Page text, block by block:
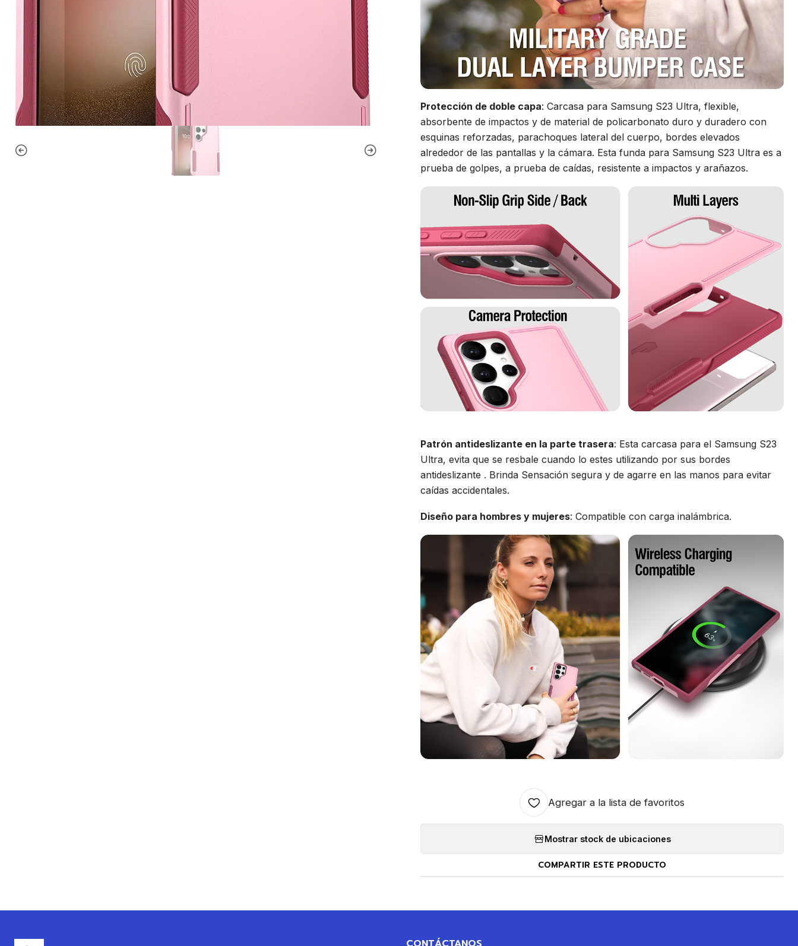
Protección de doble capa: Carcasa para Samsung S23 Ultra, flexible,
absorbente de impactos y de material de policarbonato duro y duradero con
esquinas reforzadas, parachoques lateral del cuerpo, bordes elevados
alrededor de las pantallas y la cámara. Esta funda para Samsung S23 Ultra es a
prueba de golpes, a prueba de caídas, resistente a impactos y arañazos.
Patrón antideslizante en la parte trasera: Esta carcasa para el Samsung S23
Ultra, evita que se resbale cuando lo estes utilizando por sus bordes
antideslizante . Brinda Sensación segura y de agarre en las manos para evitar
caídas accidentales.
Diseño para hombres y mujeres: Compatible con carga inalámbrica.
Agregar a la lista de favoritos
Mostrar stock de ubicaciones
COMPARTIR ESTE PRODUCTO